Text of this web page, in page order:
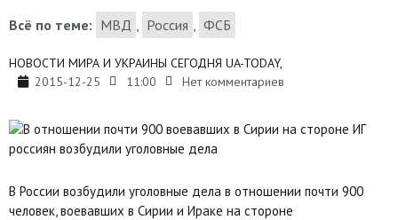
Всё по теме: МВД , Россия , ФСБ
НОВОСТИ МИРА И УКРАИНЫ СЕГОДНЯ UA-TODAY,
2015-12-25
11:00 Нет комментариев
В России возбудили уголовные дела в отношении почти 900
человек, воевавших в Сирии и Ираке на стороне